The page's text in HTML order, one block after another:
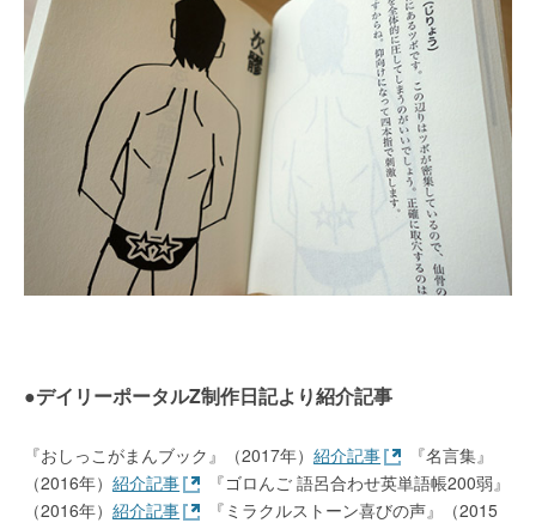
●デイリーポータルZ制作日記より紹介記事
『おしっこがまんブック』（2017年）紹介記事
『名言集』
（2016年）紹介記事
『ゴロんご 語呂合わせ英単語帳200弱』
（2016年）紹介記事
『ミラクルストーン喜びの声』（2015